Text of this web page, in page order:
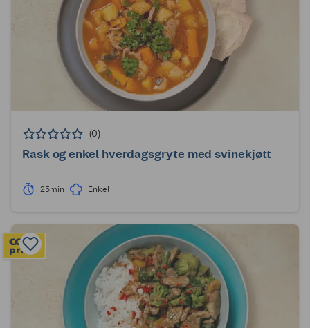
(0)
Rask og enkel hverdagsgryte med svinekjøtt
25min Enkel